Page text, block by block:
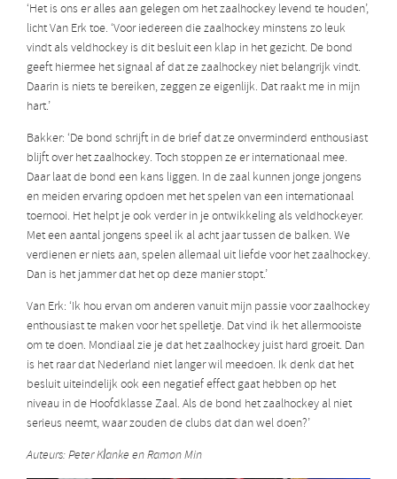
‘Het is ons er alles aan gelegen om het zaalhockey levend te houden’,
licht Van Erk toe. ‘Voor iedereen die zaalhockey minstens zo leuk
vindt als veldhockey is dit besluit een klap in het gezicht. De bond
geeft hiermee het signaal af dat ze zaalhockey niet belangrijk vindt.
Daarin is niets te bereiken, zeggen ze eigenlijk. Dat raakt me in mijn
hart.’
Bakker: ‘De bond schrijft in de brief dat ze onverminderd enthousiast
blijft over het zaalhockey. Toch stoppen ze er internationaal mee.
Daar laat de bond een kans liggen. In de zaal kunnen jonge jongens
en meiden ervaring opdoen met het spelen van een internationaal
toernooi. Het helpt je ook verder in je ontwikkeling als veldhockeyer.
Met een aantal jongens speel ik al acht jaar tussen de balken. We
verdienen er niets aan, spelen allemaal uit liefde voor het zaalhockey.
Dan is het jammer dat het op deze manier stopt.’
Van Erk: ‘Ik hou ervan om anderen vanuit mijn passie voor zaalhockey
enthousiast te maken voor het spelletje. Dat vind ik het allermooiste
om te doen. Mondiaal zie je dat het zaalhockey juist hard groeit. Dan
is het raar dat Nederland niet langer wil meedoen. Ik denk dat het
besluit uiteindelijk ook een negatief effect gaat hebben op het
niveau in de Hoofdklasse Zaal. Als de bond het zaalhockey al niet
serieus neemt, waar zouden de clubs dat dan wel doen?’
Auteurs: Peter Klanke en Ramon Min